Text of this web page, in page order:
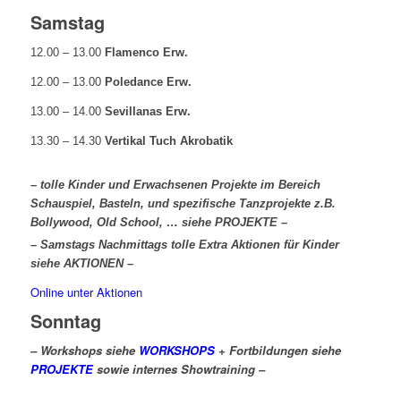
Samstag
12.00 – 13.00 Flamenco Erw.
12.00 – 13.00 Poledance Erw.
13.00 – 14.00 Sevillanas Erw.
13.30 – 14.30Vertikal Tuch Akrobatik
– tolle Kinder und Erwachsenen Projekte im Bereich
Schauspiel, Basteln, und spezifische Tanzprojekte z.B.
Bollywood, Old School, … siehe PROJEKTE –
– Samstags Nachmittags tolle Extra Aktionen für Kinder
siehe AKTIONEN –
Online unter Aktionen
Sonntag
– Workshops siehe WORKSHOPS+ Fortbildungen siehe
PROJEKTEsowie internes Showtraining –